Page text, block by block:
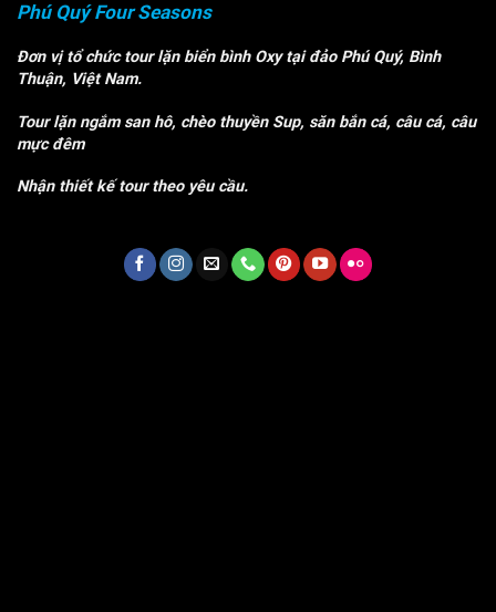
Phú Quý Four Seasons
Đơn vị tổ chức tour lặn biển bình Oxy tại đảo Phú Quý, Bình
Thuận, Việt Nam.
Tour lặn ngắm san hô, chèo thuyền Sup, săn bắn cá, câu cá, câu
mực đêm
Nhận thiết kế tour theo yêu cầu.